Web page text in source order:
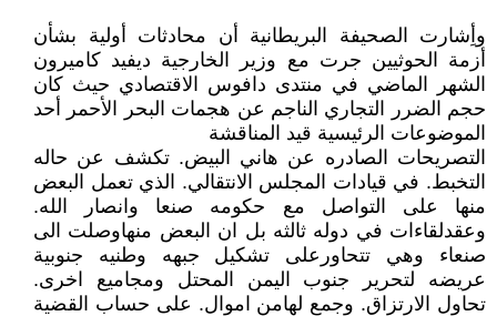
وأِشارت الصحيفة البريطانية أن محادثات أولية بشأن
أزمة الحوثيين جرت مع وزير الخارجية ديفيد كاميرون
الشهر الماضي في منتدى دافوس الاقتصادي حيث كان
حجم الضرر التجاري الناجم عن هجمات البحر الأحمر أحد
الموضوعات الرئيسية قيد المناقشة
التصريحات الصادره عن هاني البيض. تكشف عن حاله
التخبط. في قيادات المجلس الانتقالي. الذي تعمل البعض
منها على التواصل مع حكومه صنعا وانصار الله.
وعقدلقاءات في دوله ثالثه بل ان البعض منهاوصلت الى
صنعاء وهي تتحاورعلى تشكيل جبهه وطنيه جنوبية
عريضه لتحرير جنوب اليمن المحتل ومجاميع اخرى.
تحاول الارتزاق. وجمع لهامن اموال. على حساب القضية